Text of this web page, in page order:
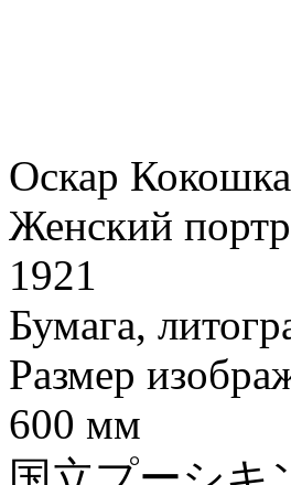
Оскар Кокошка
Женский
1921
Бумага,
Размер
600 мм